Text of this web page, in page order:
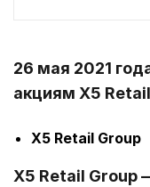
26 мая 2021
акциям X5
X5 Retail Group
X5 Retail Group